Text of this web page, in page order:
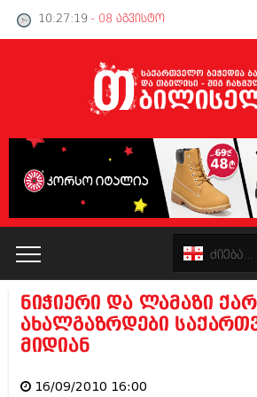
10:27:19 - 08 აგვისტო
კატალოგი
პოლიტიკა
ინტერვიუები
ნიჭიერი და ლამაზი
ახალგაზრდები
მიდიან
16/09/2010 16:00